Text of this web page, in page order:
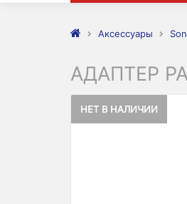
Аксессуары
АДАПТЕР
НЕТ В НАЛИЧИИ